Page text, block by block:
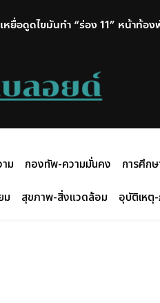
ยื่อดูดไขมันทำ “ร่อง 11” หน้าท้อง
ช้กราดยิงเป็นของปู่ ยอดดับ 6 ศพ เ
ม กองทัพ-ความมั่นคง การศึก
ม สุขภาพ-สิ่งแวดล้อม อุบัติเห